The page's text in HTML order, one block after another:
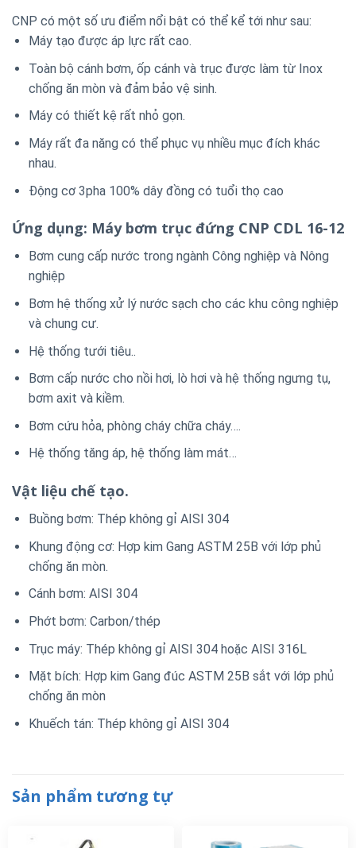
CNP có một số ưu điểm nổi bật có thể kể tới như sau:
Máy tạo được áp lực rất cao.
Toàn bộ cánh bơm, ốp cánh và trục được làm từ Inox
chống ăn mòn và đảm bảo vệ sinh.
Máy có thiết kệ rất nhỏ gọn.
Máy rất đa năng có thể phục vụ nhiều mục đích khác
nhau.
Động cơ 3pha 100% dây đồng có tuổi thọ cao
Ứng dụng: Máy bơm trục đứng CNP CDL 16-12
Bơm cung cấp nước trong ngành Công nghiệp và Nông
nghiệp
Bơm hệ thống xử lý nước sạch cho các khu công nghiệp
và chung cư.
Hệ thống tưới tiêu..
Bơm cấp nước cho nồi hơi, lò hơi và hệ thống ngưng tụ,
bơm axit và kiềm.
Bơm cứu hỏa, phòng cháy chữa cháy….
Hệ thống tăng áp, hệ thống làm mát…
Vật liệu chế tạo.
Buồng bơm: Thép không gỉ AISI 304
Khung động cơ: Hợp kim Gang ASTM 25B với lớp phủ
chống ăn mòn.
Cánh bơm: AISI 304
Phớt bơm: Carbon/thép
Trục máy: Thép không gỉ AISI 304 hoặc AISI 316L
Mặt bích: Hợp kim Gang đúc ASTM 25B sắt với lớp phủ
chống ăn mòn
Khuếch tán: Thép không gỉ AISI 304
Sản phẩm tương tự